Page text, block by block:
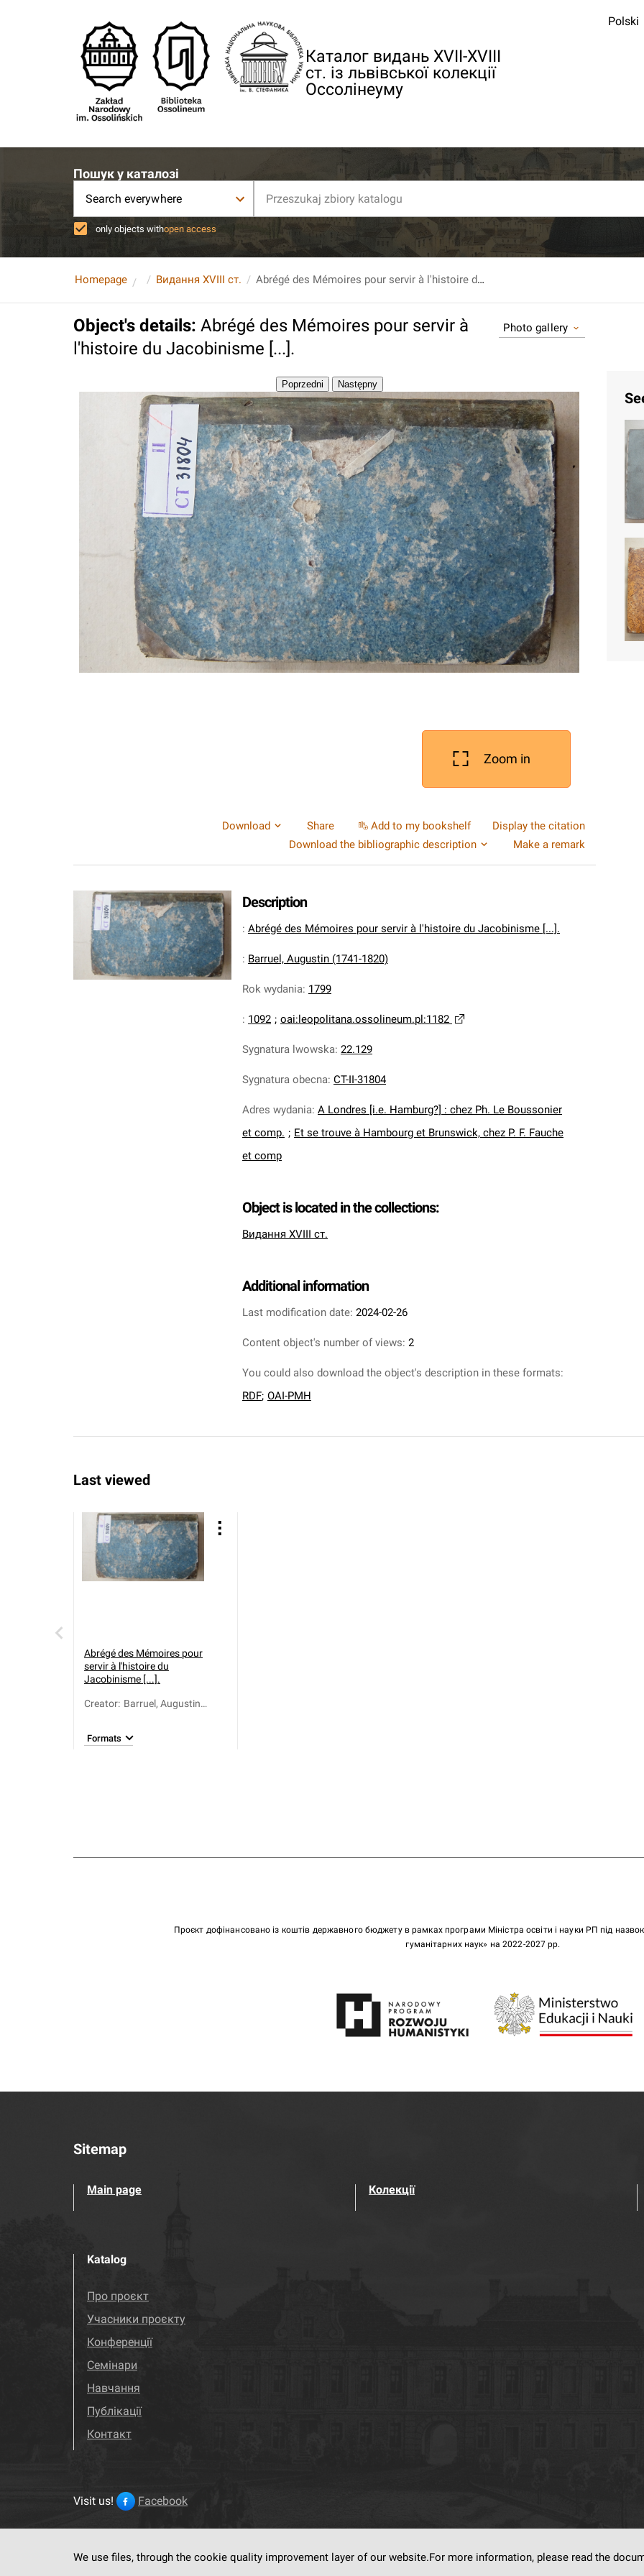
Каталог видань XVII-XVIII
ст. із львівської колекції
Оссолінеуму
Polski
Пошук у каталозі
Search everywhere
only objects withopen access
Homepage Видання XVIII ст. Abrégé des Mémoires pour servir à l'histoire du Jacobinisme [...].
Object's details: Abrégé des Mémoires pour servir à
l'histoire du Jacobinisme [...].
Photo gallery
Zoom in
Download Share Add to my bookshelf
Display the citation
Download the bibliographic description
Make a remark
Description
: Abrégé des Mémoires pour servir à l'histoire du Jacobinisme [...].
: Barruel, Augustin (1741-1820)
Rok wydania: 1799
: 1092 ; oai:leopolitana.ossolineum.pl:1182
Sygnatura lwowska: 22.129
Sygnatura obecna: CT-II-31804
Adres wydania: A Londres [i.e. Hamburg?] : chez Ph. Le Boussonier
et comp. ; Et se trouve à Hambourg et Brunswick, chez P. F. Fauche
et comp
Object is located in the collections:
Видання XVIII ст.
Additional information
Last modification date: 2024-02-26
Content object's number of views: 2
You could also download the object's description in these formats:
RDF; OAI-PMH
Last viewed
Abrégé des Mémoires pour
servir à l'histoire du
Jacobinisme [...].
Creator: Barruel, Augustin
Formats
Проєкт дофінансовано із коштів державного бюджету в рамках програми Міністра освіти і науки РП під
гуманітарних наук» на 2022-2027 рр.
Sitemap
Main page Колекції
Katalog
Про проєкт
Учасники проєкту
Конференції
Семінари
Навчання
Публікації
Контакт
Visit us! Facebook
This service runs ondLibra6.4.18-SNAPSHOTsoftware created byPoznan Supercomputing and
We use files, through the cookie quality improvement layer of our website.For more information, please read the